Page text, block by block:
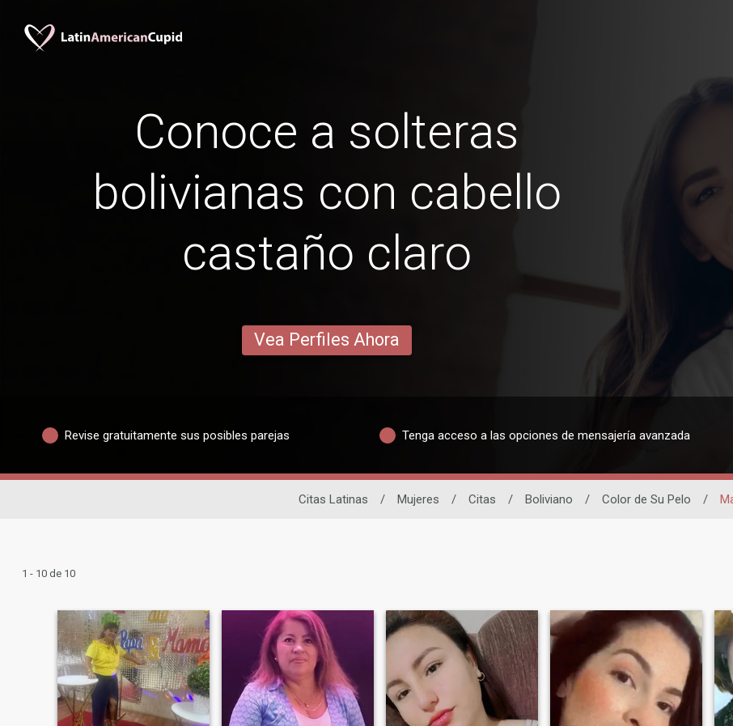
Conoce a solteras
bolivianas con cabello
castaño claro
Vea Perfiles Ahora
Revise gratuitamente sus posibles parejas Tenga acceso a las opciones de mensajería avanzada
Citas Latinas / Mujeres / Citas / Boliviano / Color de Su Pelo /
1 - 10 de 10